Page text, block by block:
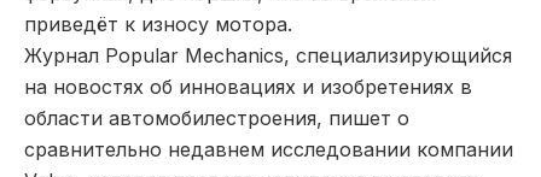
приведёт к износу мотора.
Журнал Popular Mechanics, специализирующийся
на новостях об инновациях и изобретениях в
области автомобилестроения, пишет о
сравнительно недавнем исследовании компании